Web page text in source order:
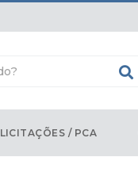
LICITAÇÕES / PCA